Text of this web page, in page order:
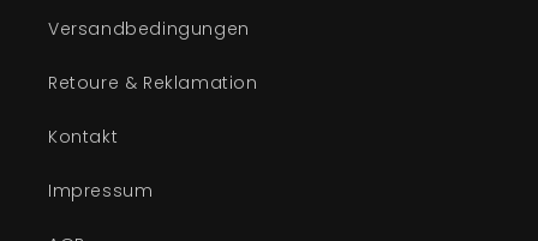
Versandbedingungen
Retoure & Reklamation
Kontakt
Impressum